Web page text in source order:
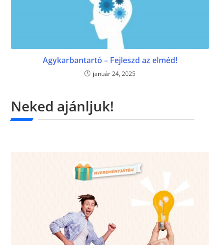
Agykarbantartó – Fejleszd az elméd!
január 24, 2025
Neked ajánljuk!